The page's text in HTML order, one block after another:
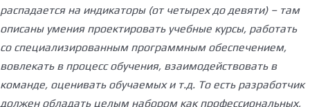
распадается на индикаторы (от четырех до девяти) – там
описаны умения проектировать учебные курсы, работать
со специализированным программным обеспечением,
вовлекать в процесс обучения, взаимодействовать в
команде, оценивать обучаемых и т.д. То есть разработчик
должен обладать целым набором как профессиональных,